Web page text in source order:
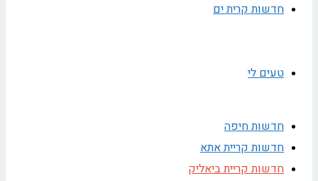
חדשות קרית ים
טעים לי
חדשות חיפה
חדשות קריית אתא
חדשות קריית ביאליק